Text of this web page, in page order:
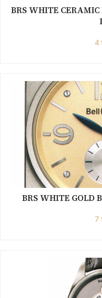
BRS WHITE
4
BRS WHITE GOLD
7